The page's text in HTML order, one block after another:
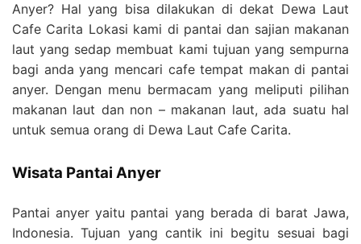
Anyer? Hal yang bisa dilakukan di dekat Dewa Laut
Cafe Carita Lokasi kami di pantai dan sajian makanan
laut yang sedap membuat kami tujuan yang sempurna
bagi anda yang mencari cafe tempat makan di pantai
anyer. Dengan menu bermacam yang meliputi pilihan
makanan laut dan non – makanan laut, ada suatu hal
untuk semua orang di Dewa Laut Cafe Carita.
Wisata Pantai Anyer
Pantai anyer yaitu pantai yang berada di barat Jawa,
Indonesia. Tujuan yang cantik ini begitu sesuai bagi